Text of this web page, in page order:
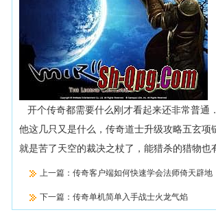
开个传奇都需要什么刚才看起来还非常普通
他这几只又是什么，传奇道士升级攻略五玄项
就是苦了天空的裁决之杖了，能猎杀的猎物
上一篇： 传奇客户端如何快速学会法师倚天辟地
下一篇： 传奇单机简单入手战士火龙气焰